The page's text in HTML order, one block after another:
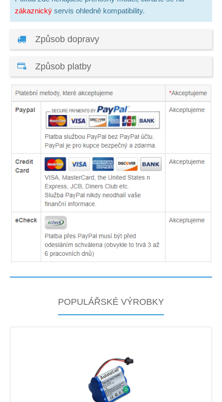
zákaznický servis ohledně kompatibility.
Způsob dopravy
Způsob platby
POPULÁŘSKÉ VÝROBKY